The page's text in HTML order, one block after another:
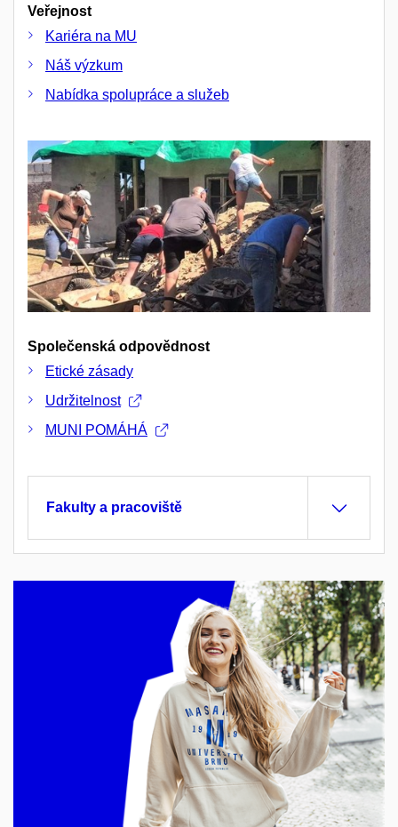
Veřejnost
Kariéra na MU
Náš výzkum
Nabídka spolupráce a služeb
Společenská odpovědnost
Etické zásady
Udržitelnost
MUNI POMÁHÁ
Fakulty a pracoviště